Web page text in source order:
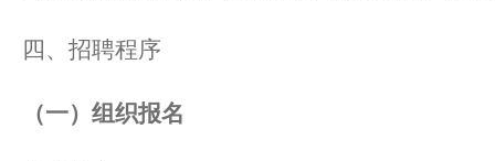
四、招聘程序
（一）组织报名